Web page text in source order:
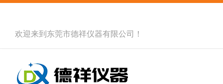
欢迎来到 东莞市德祥仪器有限公司 ！